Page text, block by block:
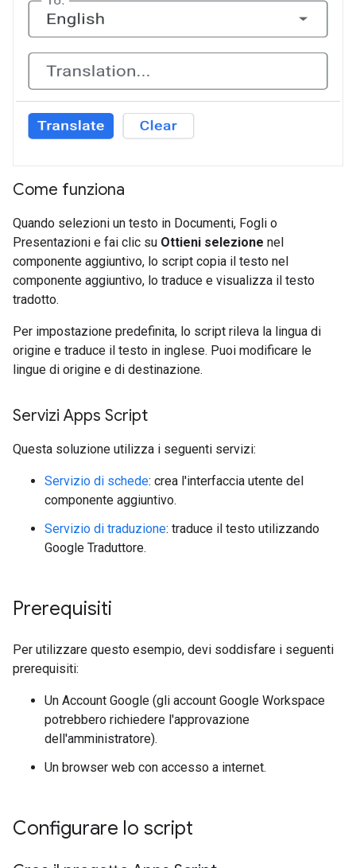
Come funziona
Quando selezioni un testo in Documenti, Fogli o
Presentazioni e fai clic su Ottieni selezione nel
componente aggiuntivo, lo script copia il testo nel
componente aggiuntivo, lo traduce e visualizza il testo
tradotto.
Per impostazione predefinita, lo script rileva la lingua di
origine e traduce il testo in inglese. Puoi modificare le
lingue di origine e di destinazione.
Servizi Apps Script
Questa soluzione utilizza i seguenti servizi:
Servizio di schede: crea l'interfaccia utente del
componente aggiuntivo.
Servizio di traduzione: traduce il testo utilizzando
Google Traduttore.
Prerequisiti
Per utilizzare questo esempio, devi soddisfare i seguenti
prerequisiti:
Un Account Google (gli account Google Workspace
potrebbero richiedere l'approvazione
dell'amministratore).
Un browser web con accesso a internet.
Configurare lo script